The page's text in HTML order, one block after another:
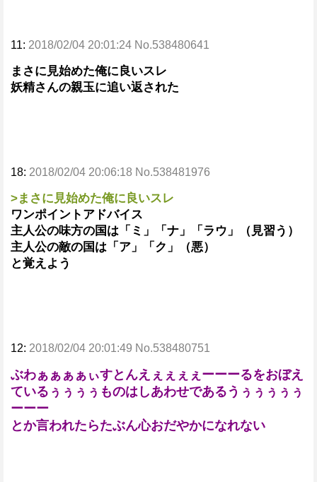
11: 2018/02/04 20:01:24 No.538480641
まさに見始めた俺に良いスレ
妖精さんの親玉に追い返された
18: 2018/02/04 20:06:18 No.538481976
>まさに見始めた俺に良いスレ
ワンポイントアドバイス
主人公の味方の国は「ミ」「ナ」「ラウ」（見習う）
主人公の敵の国は「ア」「ク」（悪）
と覚えよう
12: 2018/02/04 20:01:49 No.538480751
ぶわぁぁぁぁぃすとんえぇぇぇぇーーーるをおぼえ
ているぅぅぅぅものはしあわせであるうぅぅぅぅぅ
ーーー
とか言われたらたぶん心おだやかになれない